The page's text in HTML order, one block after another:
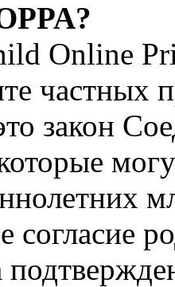
Online
частных
закон
согласие